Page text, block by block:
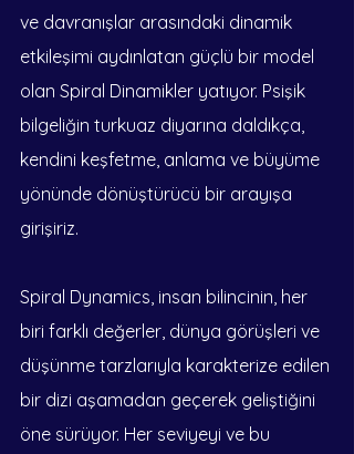
ve davranışlar arasındaki dinamik
etkileşimi aydınlatan güçlü bir model
olan Spiral Dinamikler yatıyor. Psişik
bilgeliğin turkuaz diyarına daldıkça,
kendini keşfetme, anlama ve büyüme
yönünde dönüştürücü bir arayışa
girişiriz.
Spiral Dynamics, insan bilincinin, her
biri farklı değerler, dünya görüşleri ve
düşünme tarzlarıyla karakterize edilen
bir dizi aşamadan geçerek geliştiğini
öne sürüyor. Her seviyeyi ve bu